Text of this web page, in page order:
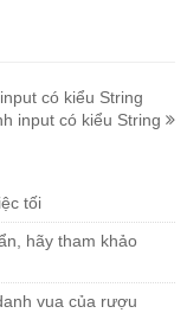
có kiểu String
input có kiểu String
tối
hãy tham khảo
vua của rượu